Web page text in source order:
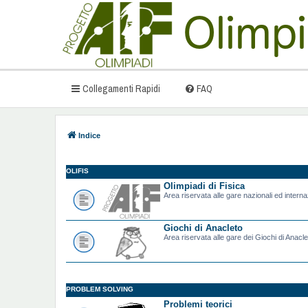
Collegamenti Rapidi FAQ
Indice
OLIFIS
Olimpiadi di Fisica
Area riservata alle gare nazionali ed
Giochi di Anacleto
Area riservata alle gare dei Giochi di
PROBLEM SOLVING
Problemi teorici